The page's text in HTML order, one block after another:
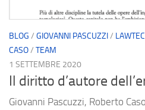
BLOG / GIOVANNI PASCUZZI/
CASO/ TEAM
1 SETTEMBRE 2020
Il diritto d’autore
Giovanni Pascuzzi, Roberto